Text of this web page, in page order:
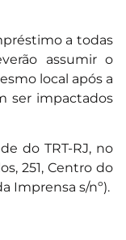
a todas
assumir o
local após a
ser impactados
do TRT-RJ, no
251, Centro do
Imprensa s/nº).